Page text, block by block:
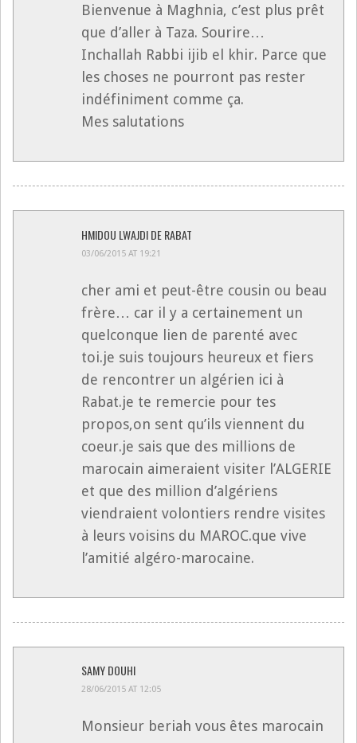
Bienvenue à Maghnia, c’est plus prêt
que d’aller à Taza. Sourire…
Inchallah Rabbi ijib el khir. Parce que
les choses ne pourront pas rester
indéfiniment comme ça.
Mes salutations
HMIDOU LWAJDI DE RABAT
03/06/2015 AT 19:21
cher ami et peut-être cousin ou beau
frère… car il y a certainement un
quelconque lien de parenté avec
toi.je suis toujours heureux et fiers
de rencontrer un algérien ici à
Rabat.je te remercie pour tes
propos,on sent qu’ils viennent du
coeur.je sais que des millions de
marocain aimeraient visiter l’ALGERIE
et que des million d’algériens
viendraient volontiers rendre visites
à leurs voisins du MAROC.que vive
l’amitié algéro-marocaine.
SAMY DOUHI
28/06/2015 AT 12:05
Monsieur beriah vous êtes marocain